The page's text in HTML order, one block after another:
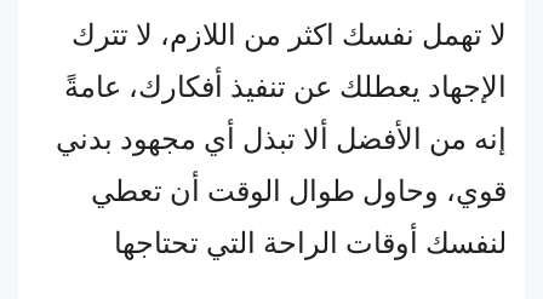
لا تهمل نفسك اكثر من اللازم، لا تترك
الإجهاد يعطلك عن تنفيذ أفكارك، عامةً
إنه من الأفضل ألا تبذل أي مجهود بدني
قوي، وحاول طوال الوقت أن تعطي
لنفسك أوقات الراحة التي تحتاجها